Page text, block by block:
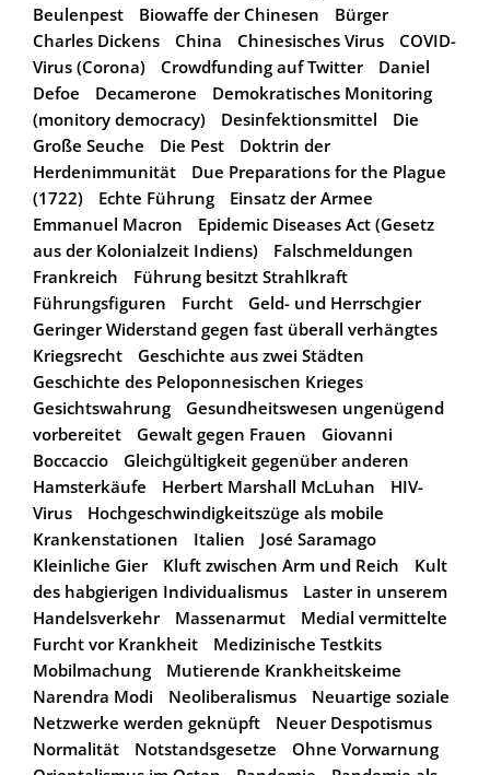
Beulenpest
Biowaffe der Chinesen
Bürger
Charles Dickens
China Chinesisches Virus
COVID-
Virus (Corona)
Crowdfunding auf Twitter
Daniel
Defoe
Decamerone
Demokratisches Monitoring
(monitory democracy)
Desinfektionsmittel
Die
Große Seuche
Die Pest
Doktrin der
Herdenimmunität
Due Preparations for the Plague
(1722)
Echte Führung
Einsatz der Armee
Emmanuel Macron
Epidemic Diseases Act (Gesetz
aus der Kolonialzeit Indiens)
Falschmeldungen
Frankreich
Führung besitzt Strahlkraft
Führungsfiguren
Furcht
Geld- und Herrschgier
Geringer Widerstand gegen fast überall verhängtes
Kriegsrecht
Geschichte aus zwei Städten
Geschichte des Peloponnesischen Krieges
Gesichtswahrung
Gesundheitswesen ungenügend
vorbereitet
Gewalt gegen Frauen
Giovanni
Boccaccio
Gleichgültigkeit gegenüber anderen
Hamsterkäufe
Herbert Marshall McLuhan
HIV-
Virus
Hochgeschwindigkeitszüge als mobile
Krankenstationen
Italien
José Saramago
Kleinliche Gier
Kluft zwischen Arm und Reich
Kult
des habgierigen Individualismus
Laster in unserem
Handelsverkehr
Massenarmut
Medial vermittelte
Furcht vor Krankheit
Medizinische Testkits
Mobilmachung
Mutierende Krankheitskeime
Narendra Modi
Neoliberalismus
Neuartige soziale
Netzwerke werden geknüpft
Neuer Despotismus
Normalität
Notstandsgesetze
Ohne Vorwarnung